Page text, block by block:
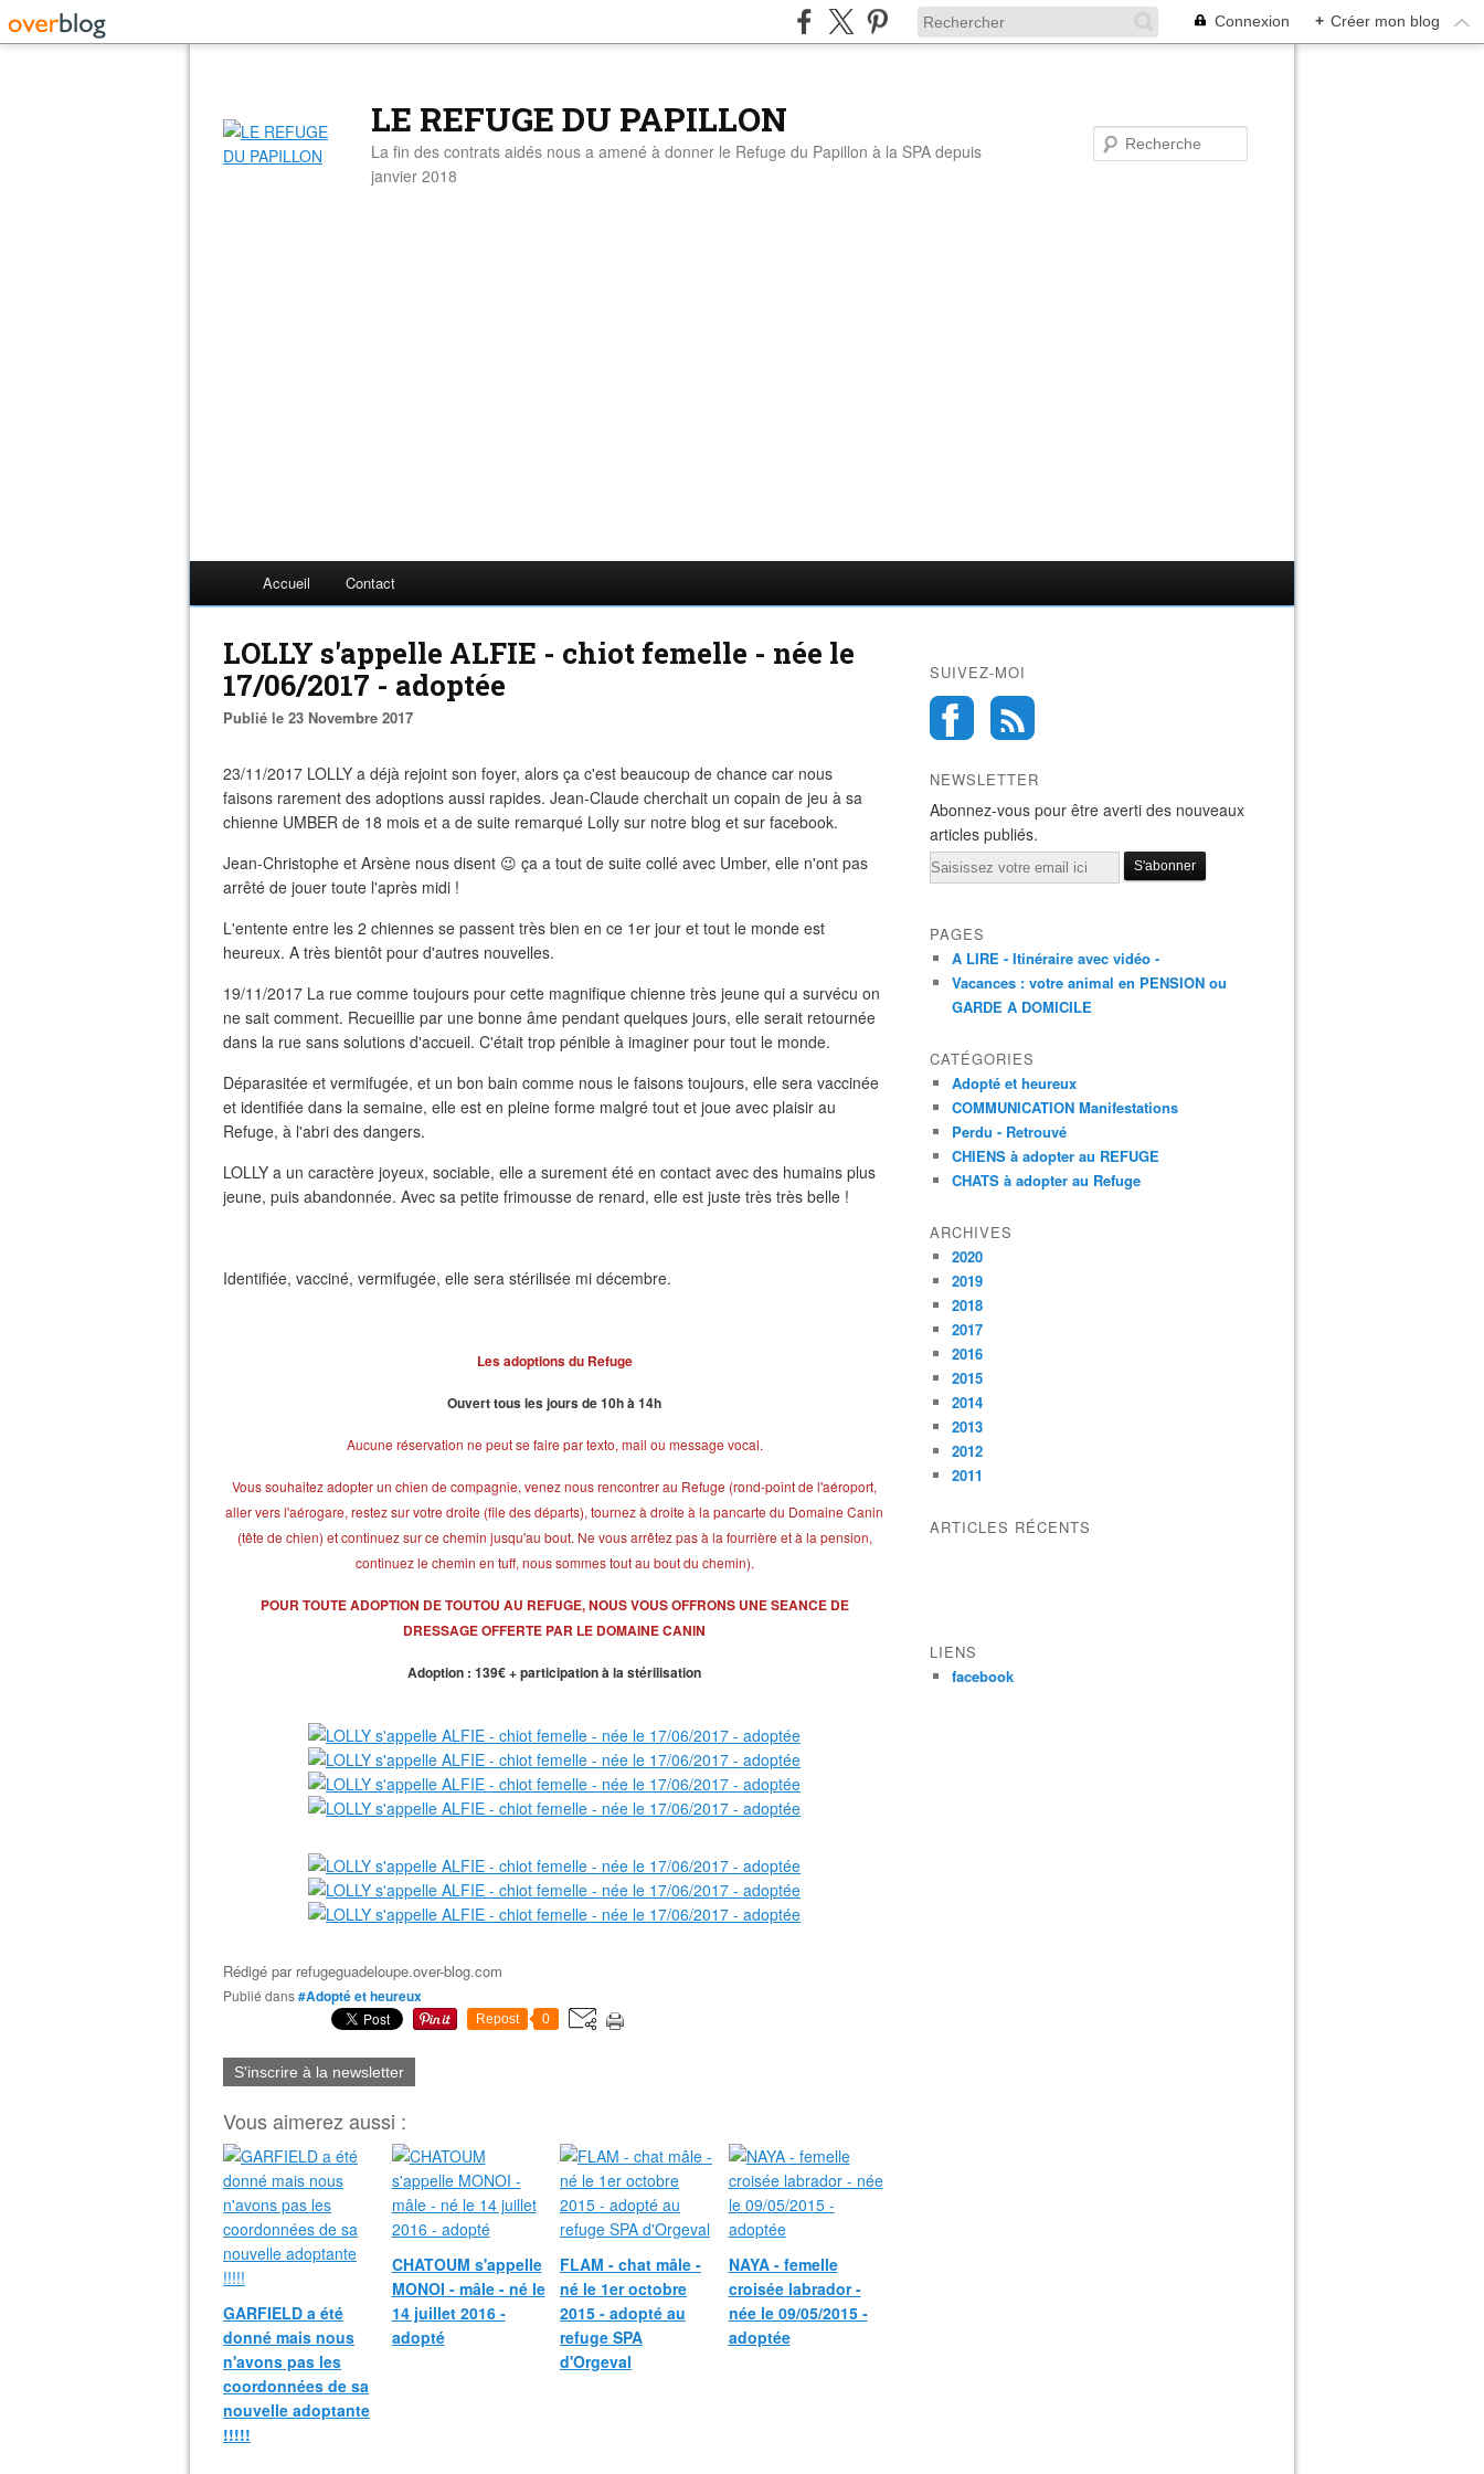
Connexion + Créer mon blog
LE REFUGE DU PAPILLON
La fin des contrats aidés nous a amené à donner le Refuge du Papillon à la SPA depuis
janvier 2018
Accueil Contact
LOLLY s'appelle ALFIE - chiot femelle - née le
17/06/2017 - adoptée
Publié le 23 Novembre 2017
23/11/2017 LOLLY a déjà rejoint son foyer, alors ça c'est beaucoup de chance car nous
faisons rarement des adoptions aussi rapides. Jean-Claude cherchait un copain de jeu à sa
chienne UMBER de 18 mois et a de suite remarqué Lolly sur notre blog et sur facebook.
Jean-Christophe et Arsène nous disent 😉 ça a tout de suite collé avec Umber, elle n'ont pas
arrêté de jouer toute l'après midi !
L'entente entre les 2 chiennes se passent très bien en ce 1er jour et tout le monde est
heureux. A très bientôt pour d'autres nouvelles.
19/11/2017 La rue comme toujours pour cette magnifique chienne très jeune qui a survécu on
ne sait comment. Recueillie par une bonne âme pendant quelques jours, elle serait retournée
dans la rue sans solutions d'accueil. C'était trop pénible à imaginer pour tout le monde.
Déparasitée et vermifugée, et un bon bain comme nous le faisons toujours, elle sera vaccinée
et identifiée dans la semaine, elle est en pleine forme malgré tout et joue avec plaisir au
Refuge, à l'abri des dangers.
LOLLY a un caractère joyeux, sociable, elle a surement été en contact avec des humains plus
jeune, puis abandonnée. Avec sa petite frimousse de renard, elle est juste très très belle !
Identifiée, vacciné, vermifugée, elle sera stérilisée mi décembre.
Les adoptions du Refuge
Ouvert tous les jours de 10h à 14h
Aucune réservation ne peut se faire par texto, mail ou message vocal.
Vous souhaitez adopter un chien de compagnie, venez nous rencontrer au Refuge (rond-point de l'aéroport,
aller vers l'aérogare, restez sur votre droite (file des départs), tournez à droite à la pancarte du Domaine Canin
(tête de chien) et continuez sur ce chemin jusqu'au bout. Ne vous arrêtez pas à la fourrière et à la pension,
continuez le chemin en tuff, nous sommes tout au bout du chemin).
POUR TOUTE ADOPTION DE TOUTOU AU REFUGE, NOUS VOUS OFFRONS UNE SEANCE DE
DRESSAGE OFFERTE PAR LE DOMAINE CANIN
Adoption : 139€ + participation à la stérilisation
Rédigé par refugeguadeloupe.over-blog.com
Publié dans#Adopté et heureux
Repost 0
S'inscrire à la newsletter
Vous aimerez aussi :
GARFIELD a été
donné mais nous
n'avons pas les
coordonnées de sa
nouvelle adoptante
!!!!!
CHATOUM s'appelle
MONOI - mâle - né le
14 juillet 2016 -
adopté
FLAM - chat mâle -
né le 1er octobre
2015 - adopté au
refuge SPA
d'Orgeval
NAYA - femelle
croisée labrador -
née le 09/05/2015 -
adoptée
SUIVEZ-MOI
NEWSLETTER
Abonnez-vous pour être averti des nouveaux
articles publiés.
Email
PAGES
A LIRE - Itinéraire avec vidéo -
Vacances : votre animal en PENSION ou
GARDE A DOMICILE
CATÉGORIES
Adopté et heureux
COMMUNICATION Manifestations
Perdu - Retrouvé
CHIENS à adopter au REFUGE
CHATS à adopter au Refuge
ARCHIVES
2020
2019
2018
2017
2016
2015
2014
2013
2012
2011
ARTICLES RÉCENTS
LIENS
facebook